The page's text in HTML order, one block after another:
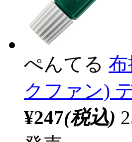
ぺんてる
クファン)
¥247(税込)